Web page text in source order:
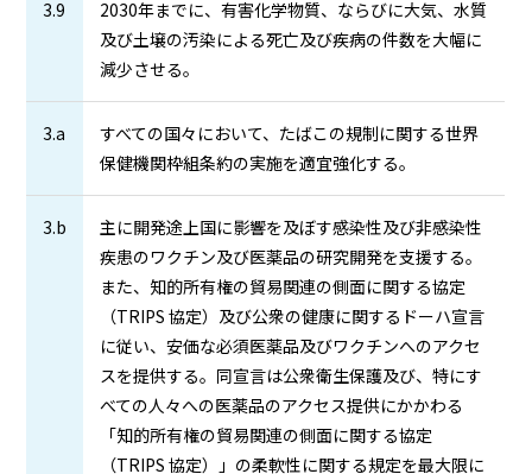
3.9
2030年までに、有害化学物質、ならびに大気、水質
及び土壌の汚染による死亡及び疾病の件数を大幅に
減少させる。
3.a
すべての国々において、たばこの規制に関する世界
保健機関枠組条約の実施を適宜強化する。
3.b
主に開発途上国に影響を及ぼす感染性及び非感染性
疾患のワクチン及び医薬品の研究開発を支援する。
また、知的所有権の貿易関連の側面に関する協定
（TRIPS 協定）及び公衆の健康に関するドーハ宣言
に従い、安価な必須医薬品及びワクチンへのアクセ
スを提供する。同宣言は公衆衛生保護及び、特にす
べての人々への医薬品のアクセス提供にかかわる
「知的所有権の貿易関連の側面に関する協定
（TRIPS 協定）」の柔軟性に関する規定を最大限に